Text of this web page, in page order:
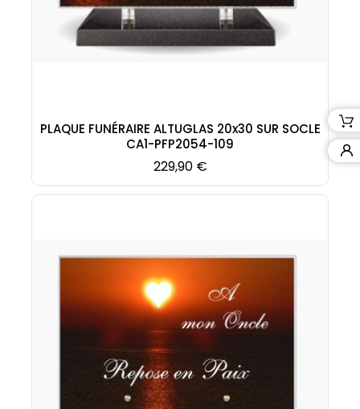
PLAQUE FUNÉRAIRE ALTUGLAS 20x30 SUR SOCLE
CA1-PFP2054-109
Prix
229,90 €